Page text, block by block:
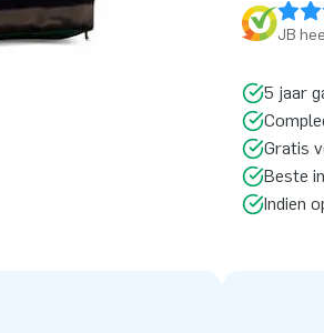
JB
5 jaar
Gratis
Beste
Indien